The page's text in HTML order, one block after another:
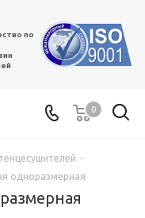
по
0
-
одноразмерная